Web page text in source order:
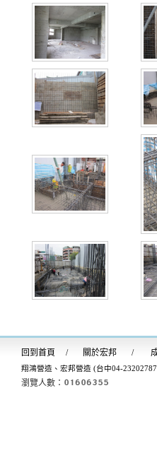
回到首頁 / 關於宏邦 /
翔鴻營造、宏邦營造 (台中04-
瀏覽人數：